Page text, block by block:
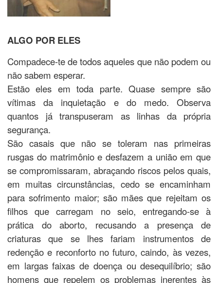
ALGO POR ELES
Compadece-te de todos aqueles que não podem ou
não sabem esperar.
Estão eles em toda parte. Quase sempre são
vítimas da inquietação e do medo. Observa
quantos já transpuseram as linhas da própria
segurança.
São casais que não se toleram nas primeiras
rusgas do matrimônio e desfazem a união em que
se compromissaram, abraçando riscos pelos quais,
em muitas circunstâncias, cedo se encaminham
para sofrimento maior; são mães que rejeitam os
filhos que carregam no seio, entregando-se à
prática do aborto, recusando a presença de
criaturas que se lhes fariam instrumentos de
redenção e reconforto no futuro, caindo, às vezes,
em largas faixas de doença ou desequilíbrio; são
homens que repelem os problemas inerentes às